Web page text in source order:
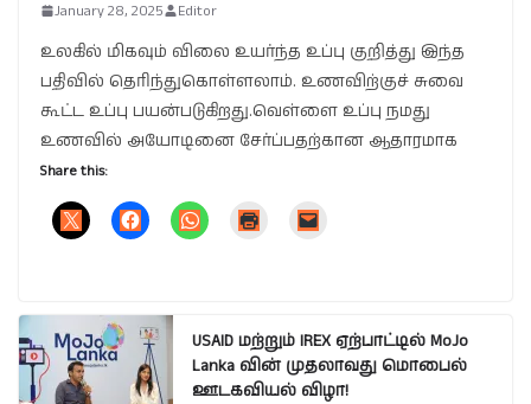
January 28, 2025 Editor
உலகில் மிகவும் விலை உயர்ந்த உப்பு குறித்து இந்த
பதிவில் தெரிந்துகொள்ளலாம். உணவிற்குச் சுவை
கூட்ட உப்பு பயன்படுகிறது.வெள்ளை உப்பு நமது
உணவில் அயோடினை சேர்ப்பதற்கான ஆதாரமாக
Share this:
USAID மற்றும் IREX ஏற்பாட்டில் MoJo
Lanka வின் முதலாவது மொபைல்
ஊடகவியல் விழா!